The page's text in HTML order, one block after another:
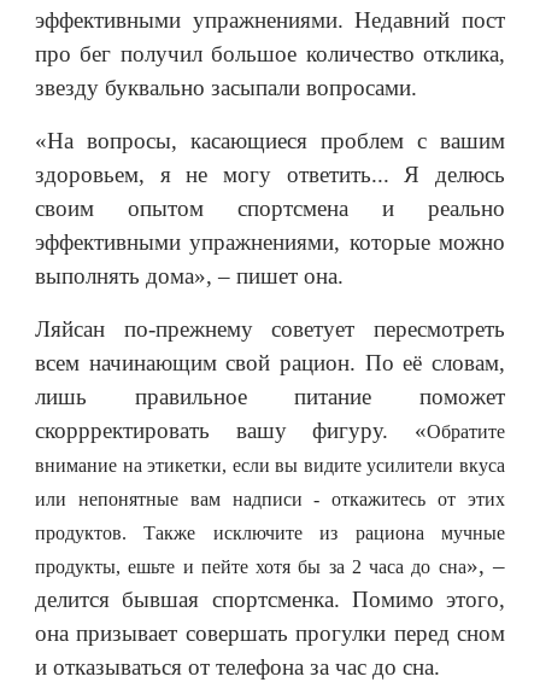
эффективными упражнениями. Недавний пост
про бег получил большое количество отклика,
звезду буквально засыпали вопросами.
«На вопросы, касающиеся проблем с вашим
здоровьем, я не могу ответить... Я делюсь
своим опытом спортсмена и реально
эффективными упражнениями, которые можно
выполнять дома», – пишет она.
Ляйсан по-прежнему советует пересмотреть
всем начинающим свой рацион. По её словам,
лишь правильное питание поможет
скоррректировать вашу фигуру. «Обратите
внимание на этикетки, если вы видите усилители вкуса
или непонятные вам надписи - откажитесь от этих
продуктов.Также исключите из рациона мучные
продукты, ешьте и пейте хотя бы за 2 часа до сна», –
делится бывшая спортсменка. Помимо этого,
она призывает совершать прогулки перед сном
и отказываться от телефона за час до сна.